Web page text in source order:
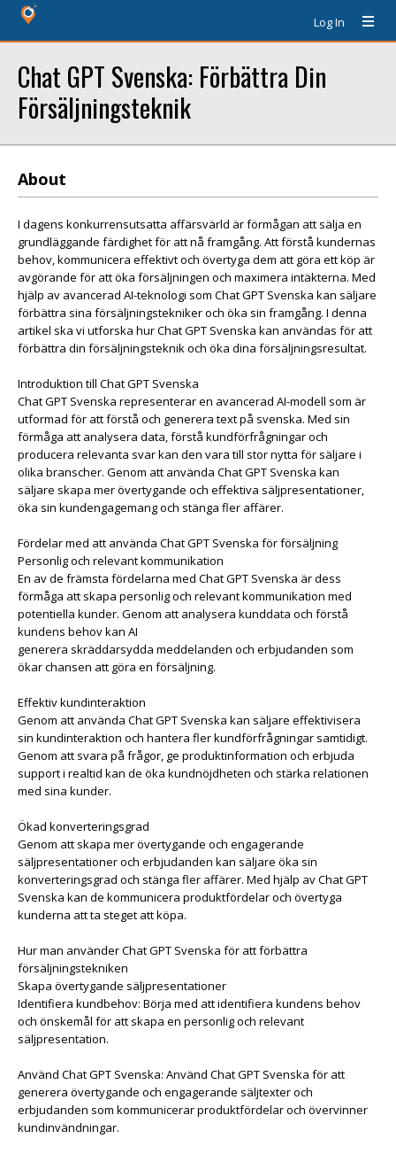
Log In
Chat GPT Svenska: Förbättra Din
Försäljningsteknik
About
I dagens konkurrensutsatta affärsvärld är förmågan att sälja en
grundläggande färdighet för att nå framgång. Att förstå kundernas
behov, kommunicera effektivt och övertyga dem att göra ett köp är
avgörande för att öka försäljningen och maximera intäkterna. Med
hjälp av avancerad AI-teknologi som Chat GPT Svenska kan säljare
förbättra sina försäljningstekniker och öka sin framgång. I denna
artikel ska vi utforska hur Chat GPT Svenska kan användas för att
förbättra din försäljningsteknik och öka dina försäljningsresultat.
Introduktion till Chat GPT Svenska
Chat GPT Svenska representerar en avancerad AI-modell som är
utformad för att förstå och generera text på svenska. Med sin
förmåga att analysera data, förstå kundförfrågningar och
producera relevanta svar kan den vara till stor nytta för säljare i
olika branscher. Genom att använda Chat GPT Svenska kan
säljare skapa mer övertygande och effektiva säljpresentationer,
öka sin kundengagemang och stänga fler affärer.
Fördelar med att använda Chat GPT Svenska för försäljning
Personlig och relevant kommunikation
En av de främsta fördelarna med Chat GPT Svenska är dess
förmåga att skapa personlig och relevant kommunikation med
potentiella kunder. Genom att analysera kunddata och förstå
kundens behov kan AI
generera skräddarsydda meddelanden och erbjudanden som
ökar chansen att göra en försäljning.
Effektiv kundinteraktion
Genom att använda Chat GPT Svenska kan säljare effektivisera
sin kundinteraktion och hantera fler kundförfrågningar samtidigt.
Genom att svara på frågor, ge produktinformation och erbjuda
support i realtid kan de öka kundnöjdheten och stärka relationen
med sina kunder.
Ökad konverteringsgrad
Genom att skapa mer övertygande och engagerande
säljpresentationer och erbjudanden kan säljare öka sin
konverteringsgrad och stänga fler affärer. Med hjälp av Chat GPT
Svenska kan de kommunicera produktfördelar och övertyga
kunderna att ta steget att köpa.
Hur man använder Chat GPT Svenska för att förbättra
försäljningstekniken
Skapa övertygande säljpresentationer
Identifiera kundbehov: Börja med att identifiera kundens behov
och önskemål för att skapa en personlig och relevant
säljpresentation.
Använd Chat GPT Svenska: Använd Chat GPT Svenska för att
generera övertygande och engagerande säljtexter och
erbjudanden som kommunicerar produktfördelar och övervinner
kundinvändningar.